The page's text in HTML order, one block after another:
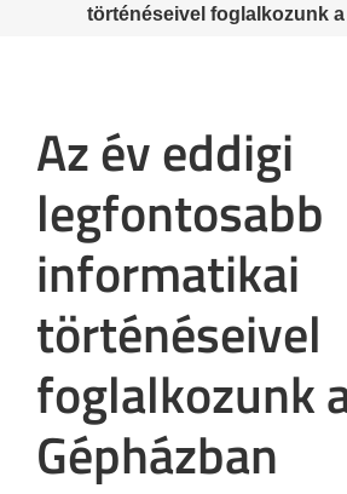
történéseivel foglalkozunk a
Az év eddigi
legfontosabb
informatikai
történéseivel
foglalkozunk
Gépházban